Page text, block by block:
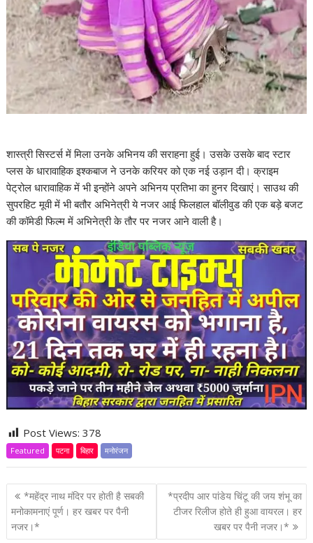
शास्त्री सिस्टर्स में मिला उनके अभिनय की सराहना हुई। उसके उसके बाद स्टार
प्लस के धारावाहिक इश्कबाज ने उनके करियर को एक नई उड़ान दी। क्राइम
पेट्रोल धारावाहिक में भी इन्होंने अपने अभिनय प्रतिभा का हुनर दिखाएं। साउथ की
सुपरहिट मूवी में भी बतौर अभिनेत्री ये नजर आई फिलहाल बॉलीवुड की एक बड़े बजट
की कॉमेडी फिल्म में अभिनेत्री के तौर पर नजर आने वाली है।
Post Views:378
Featured पटना बिहार मनोरंजन
P
o
s
*महेंद्र नाथ मंदिर पर होती है सबकी
मनोकामनाएं पूर्ण। हर खबर पर पैनी
नजर।*
*प्रदीप आर पांडेय चिंटू की जय शंभू का
टीजर रिलीज होते ही हुआ वायरल। हर
खबर पर पैनी नजर।*